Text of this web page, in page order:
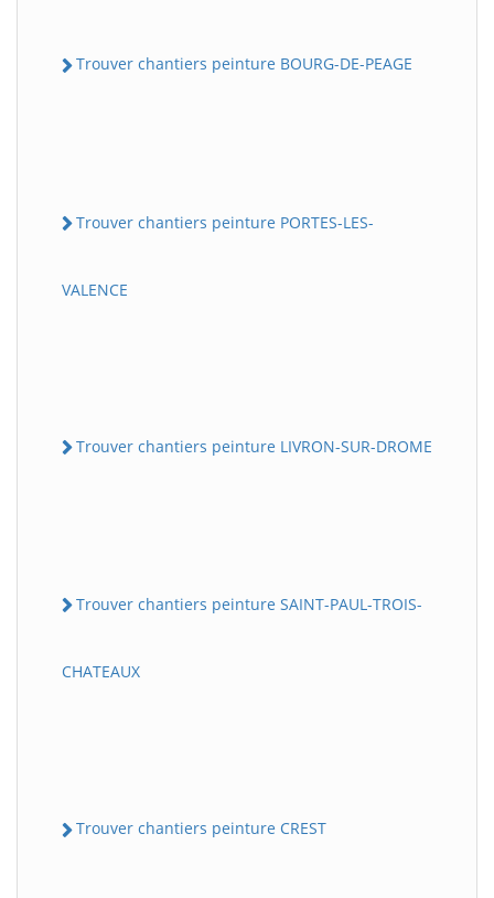
Trouver chantiers peinture BOURG-DE-PEAGE
Trouver chantiers peinture PORTES-LES-
VALENCE
Trouver chantiers peinture LIVRON-SUR-DROME
Trouver chantiers peinture SAINT-PAUL-TROIS-
CHATEAUX
Trouver chantiers peinture CREST